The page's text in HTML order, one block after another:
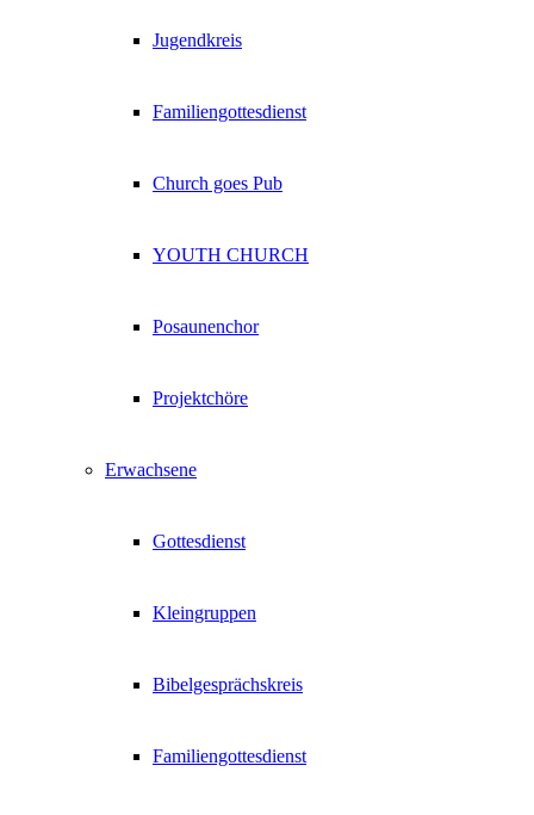
Jugendkreis
Familiengottesdienst
Church goes Pub
YOUTH CHURCH
Posaunenchor
Projektchöre
Erwachsene
Gottesdienst
Kleingruppen
Bibelgesprächskreis
Familiengottesdienst